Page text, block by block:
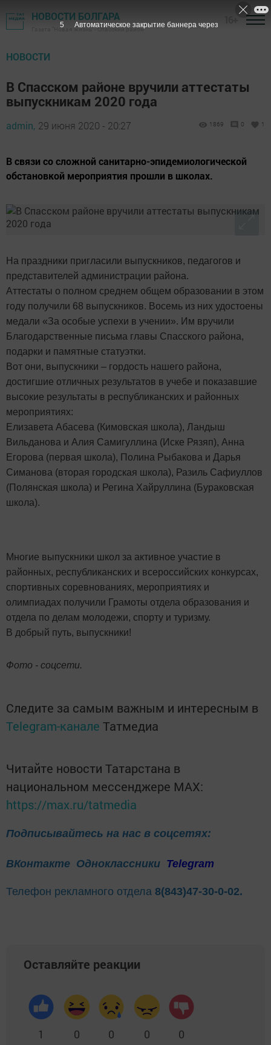
НОВОСТИ БОЛГАРА
Газета "Новая жизнь" - Спасский район
НОВОСТИ
В Спасском районе вручили аттестаты
выпускникам 2020 года
admin, 29 июня 2020 - 20:27 1869 0 1
В связи со сложной санитарно-эпидемиологической
обстановкой мероприятия прошли в школах.
На праздники пригласили выпускников, педагогов и
представителей администрации района.
Аттестаты о полном среднем общем образовании в этом
году получили 68 выпускников. Восемь из них удостоены
медали «За особые успехи в учении». Им вручили
Благодарственные письма главы Спасского района,
подарки и памятные статуэтки.
Вот они, выпускники – гордость нашего района,
достигшие отличных результатов в учебе и показавшие
высокие результаты в республиканских и районных
мероприятиях:
Елизавета Абасева (Кимовская школа), Ландыш
Вильданова и Алия Самигуллина (Иске Рязяп), Анна
Егорова (первая школа), Полина Рыбакова и Дарья
Симанова (вторая городская школа), Разиль Сафиуллов
(Полянская школа) и Регина Хайруллина (Бураковская
школа).
Многие выпускники школ за активное участие в
районных, республиканских и всероссийских конкурсах,
спортивных соревнованиях, мероприятиях и
олимпиадах получили Грамоты отдела образования и
отдела по делам молодежи, спорту и туризму.
В добрый путь, выпускники!
Фото - соцсети.
Следите за самым важным и интересным в
Telegram-канале Татмедиа
Читайте новости Татарстана в
национальном мессенджере MАХ:
https://max.ru/tatmedia
Подписывайтесь на нас в соцсетях:
ВКонтакте Одноклассники Telegram
Телефон рекламного отдела 8(843)47-30-0-02.
Оставляйте реакции
1 0 0 0 0
4 Автоматическое закрытие баннера через